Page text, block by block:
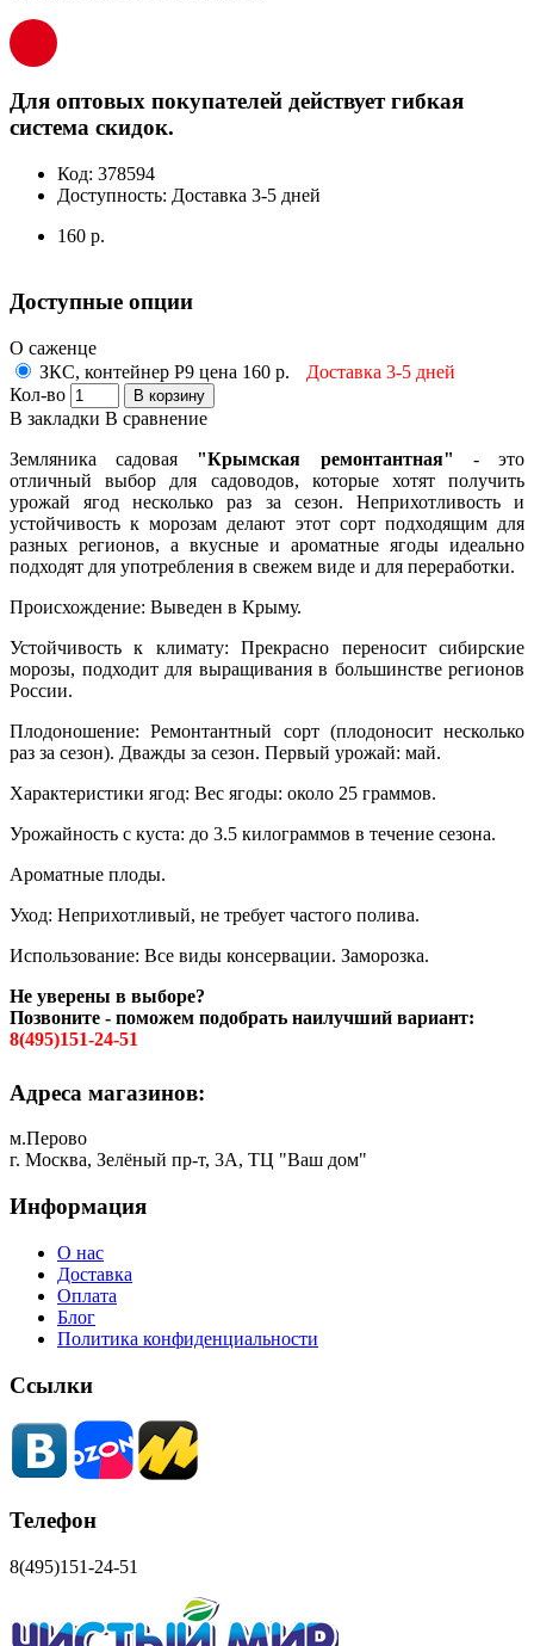
Для оптовых покупателей действует гибкая
система скидок.
Код: 378594
Доступность: Доставка 3-5 дней
160 р.
Доступные опции
О саженце
ЗКС, контейнер Р9 цена 160 р.
Доставка 3-5 дней
Кол-во
В корзину
В закладки В сравнение
Земляника садовая "Крымская ремонтантная" - это
отличный выбор для садоводов, которые хотят получить
урожай ягод несколько раз за сезон. Неприхотливость и
устойчивость к морозам делают этот сорт подходящим для
разных регионов, а вкусные и ароматные ягоды идеально
подходят для употребления в свежем виде и для переработки.
Происхождение: Выведен в Крыму.
Устойчивость к климату: Прекрасно переносит сибирские
морозы, подходит для выращивания в большинстве регионов
России.
Плодоношение: Ремонтантный сорт (плодоносит несколько
раз за сезон). Дважды за сезон. Первый урожай: май.
Характеристики ягод: Вес ягоды: около 25 граммов.
Урожайность с куста: до 3.5 килограммов в течение сезона.
Ароматные плоды.
Уход: Неприхотливый, не требует частого полива.
Использование: Все виды консервации. Заморозка.
Не уверены в выборе?
Позвоните - поможем подобрать наилучший вариант:
8(495)151-24-51
Адреса магазинов:
м.Перово
г. Москва, Зелёный пр-т, 3А, ТЦ "Ваш дом"
Информация
О нас
Доставка
Оплата
Блог
Политика конфиденциальности
Ссылки
Телефон
8(495)151-24-51